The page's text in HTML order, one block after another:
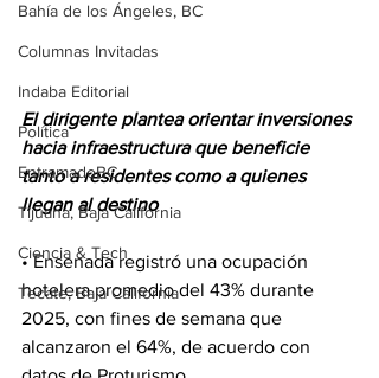
Bahía de los Ángeles, BC
Columnas Invitadas
Indaba Editorial
Política
EntramadoBC
Tijuana, Baja California
Ciencia & Tech
Tecate, Baja California
El dirigente plantea orientar inversiones
hacia infraestructura que beneficie
tanto a residentes como a quienes
llegan al destino
• Ensenada registró una ocupación
hotelera promedio del 43% durante
2025, con fines de semana que
alcanzaron el 64%, de acuerdo con